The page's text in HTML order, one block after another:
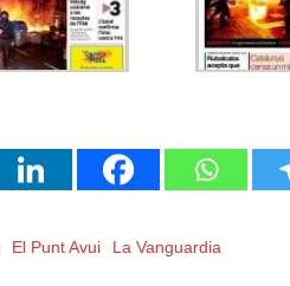
El Punt Avui La Vanguardia